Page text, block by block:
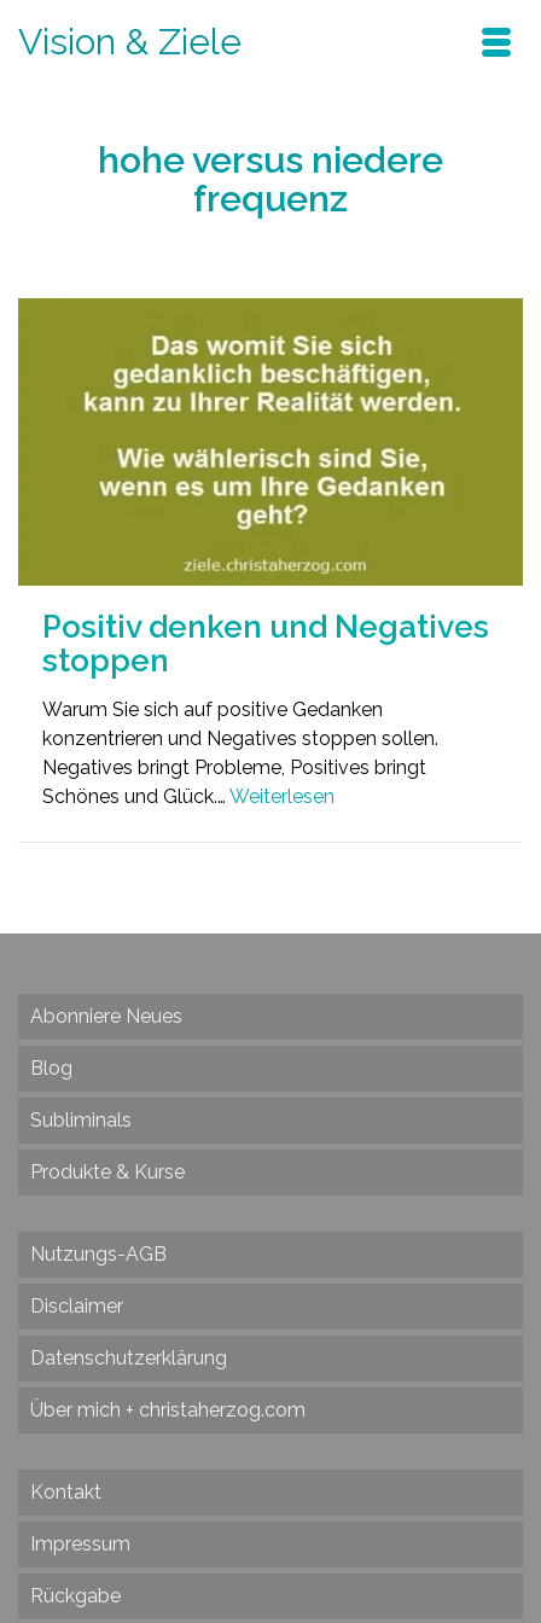
Vision & Ziele
hohe versus niedere
frequenz
Positiv denken und Negatives
stoppen
Warum Sie sich auf positive Gedanken
konzentrieren und Negatives stoppen sollen.
Negatives bringt Probleme, Positives bringt
Schönes und Glück.… Weiterlesen
Abonniere Neues
Blog
Subliminals
Produkte & Kurse
Nutzungs-AGB
Disclaimer
Datenschutzerklärung
Über mich + christaherzog.com
Kontakt
Impressum
Rückgabe